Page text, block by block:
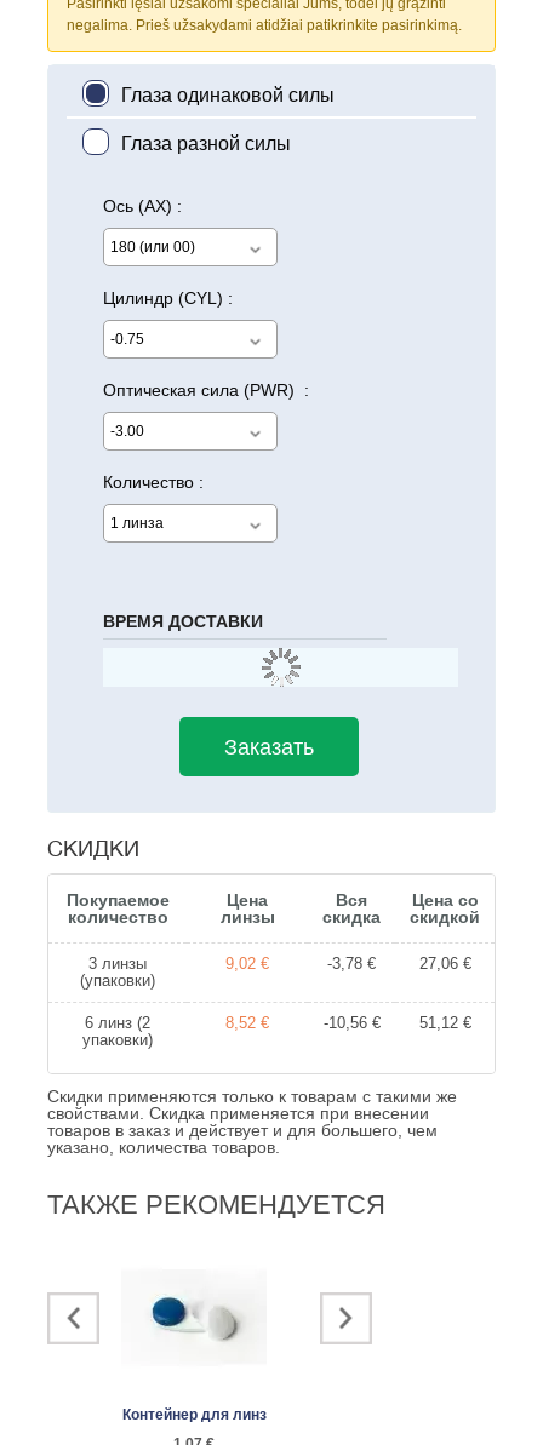
Pasirinkti lęšiai užsakomi specialiai Jums, todėl jų grąžinti
negalima. Prieš užsakydami atidžiai patikrinkite pasirinkimą.
Глаза одинаковой силы
Глаза разной силы
Ось (AX) :
Цилиндр (CYL) :
Оптическая сила (PWR) :
Количество :
ВРЕМЯ ДОСТАВКИ
СКИДКИ
Покупаемое
количество
Цена
линзы
Вся
скидка
Цена со
скидкой
3 линзы
(упаковки)
9,02 € -3,78 € 27,06 €
6 линз (2
упаковки)
8,52 € -10,56 € 51,12 €
Скидки применяются только к товарам с такими же
свойствами. Скидка применяется при внесении
товаров в заказ и действует и для большего, чем
указано, количества товаров.
ТАКЖЕ РЕКОМЕНДУЕТСЯ
Контейнер для линз